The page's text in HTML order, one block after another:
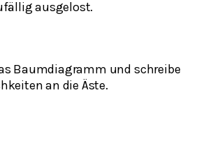
ausgelost.
Baumdiagramm und schreibe
an die Äste.